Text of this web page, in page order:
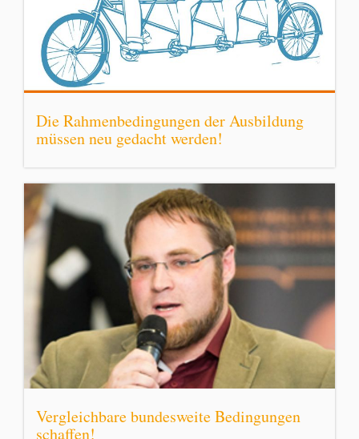
Die Rahmenbedingungen der Ausbildung
müssen neu gedacht werden!
Vergleichbare bundesweite Bedingungen
schaffen!